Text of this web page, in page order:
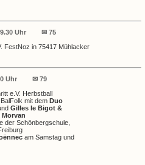
Uhr
✉ 75
FestNoz in 75417 Mühlacker
Uhr
✉ 79
e.V. Herbstball
mit dem Duo
Gilles le Bigot &
Morvan
der Schönbergschule,
am Samstag und